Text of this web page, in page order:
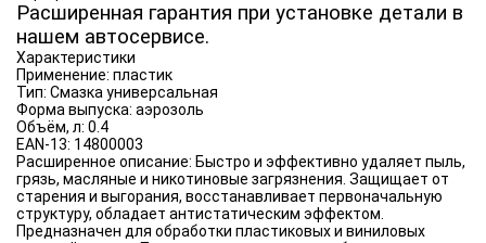
Расширенная гарантия при установке детали в
нашем автосервисе.
Характеристики
Применение: пластик
Тип: Смазка универсальная
Форма выпуска: аэрозоль
Объём, л: 0.4
EAN-13: 14800003
Расширенное описание: Быстро и эффективно удаляет пыль,
грязь, масляные и никотиновые загрязнения. Защищает от
старения и выгорания, восстанавливает первоначальную
структуру, обладает антистатическим эффектом.
Предназначен для обработки пластиковых и виниловых